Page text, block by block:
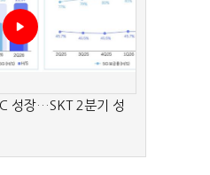
성장…SKT 2분기 성